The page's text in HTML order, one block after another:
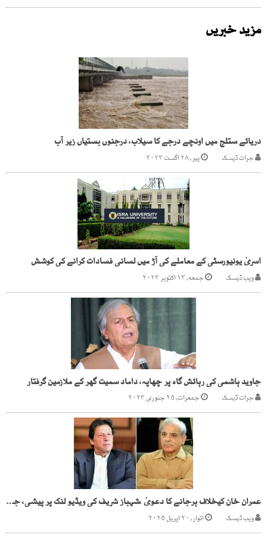
مزید خبریں
دریائے ستلج میں اونچے درجے کا سیلاب، درجنوں بستیاں زیر آب
جرات ڈیسک پیر, ۲۸ اگست ۲۰۲۳
اسریٰ یونیورسٹی کے معاملے کی آڑ میں لسانی فسادات کرانے کی کوشش
ویب ڈیسک جمعه, ۱۳ اکتوبر ۲۰۲۳
جاوید ہاشمی کی رہائش گاہ پر چھاپہ، داماد سمیت گھر کے ملازمین گرفتار
جرات ڈیسک جمعرات, ۲۵ جنوری ۲۰۲۴
عمران خان کیخلاف ہرجانے کا دعویٰ ،شہباز شریف کی ویڈیو لنک پر پیشی، جرح کے دوران بجلی بند
ویب ڈیسک اتوار, ۲۰ اپریل ۲۰۲۵